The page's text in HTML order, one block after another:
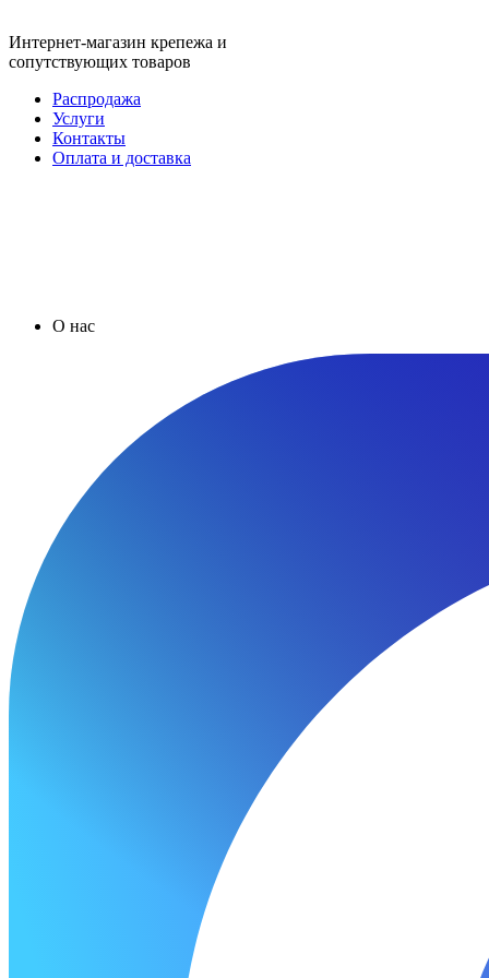
Интернет-магазин крепежа и
сопутствующих товаров
Распродажа
Услуги
Контакты
Оплата и доставка
О нас